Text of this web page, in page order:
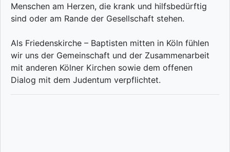
Menschen am Herzen, die krank und hilfsbedürftig
sind oder am Rande der Gesellschaft stehen.
Als Friedenskirche – Baptisten mitten in Köln fühlen
wir uns der Gemeinschaft und der Zusammenarbeit
mit anderen Kölner Kirchen sowie dem offenen
Dialog mit dem Judentum verpflichtet.